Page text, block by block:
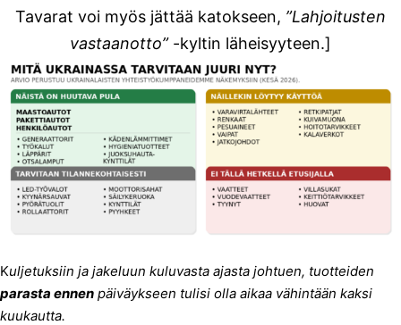
Tavarat voi myös jättää katokseen, ”Lahjoitusten
vastaanotto”-kyltin läheisyyteen.]
Kuljetuksiin ja jakeluun kuluvasta ajasta johtuen, tuotteiden
parasta ennen päiväykseen tulisi olla aikaa vähintään kaksi
kuukautta.